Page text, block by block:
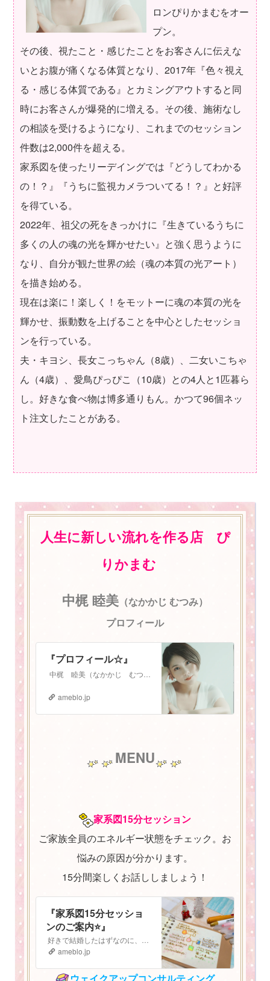
ロンぴりかまむをオー
プン。
その後、視たこと・感じたことをお客さんに伝えな
いとお腹が痛くなる体質となり、2017年『色々視え
る・感じる体質である』とカミングアウトすると同
時にお客さんが爆発的に増える。その後、施術なし
の相談を受けるようになり、これまでのセッション
件数は2,000件を超える。
家系図を使ったリーデイングでは『どうしてわかる
の！？』『うちに監視カメラついてる！？』と好評
を得ている。
2022年、祖父の死をきっかけに『生きているうちに
多くの人の魂の光を輝かせたい』と強く思うように
なり、自分が観た世界の絵（魂の本質の光アート）
を描き始める。
現在は楽に！楽しく！をモットーに魂の本質の光を
輝かせ、振動数を上げることを中心としたセッショ
ンを行っている。
夫・キヨシ、長女こっちゃん（8歳）、二女いこちゃ
ん（4歳）、愛鳥ぴっぴこ（10歳）との4人と1匹暮ら
し。好きな食べ物は博多通りもん。かつて96個ネッ
ト注文したことがある。
人生に新しい流れを作る店 ぴ
りかまむ
中梶 睦美 （なかかじ むつみ）
プロフィール
『プロフィール☆』
ameblo.jp
MENU
家系図15分セッション
ご家族全員のエネルギー状態をチェック。お
悩みの原因が分かります。
15分間楽しくお話ししましょう！
『家系図15分セッショ
ンのご案内⭐️』
ameblo.jp